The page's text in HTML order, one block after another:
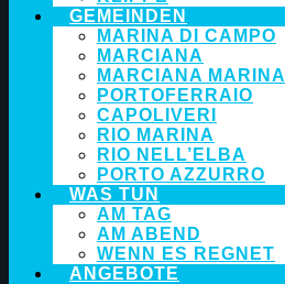
GEMEINDEN
MARINA DI CAMPO
MARCIANA
MARCIANA MARINA
PORTOFERRAIO
CAPOLIVERI
RIO MARINA
RIO NELL’ELBA
PORTO AZZURRO
WAS TUN
AM TAG
AM ABEND
WENN ES REGNET
ANGEBOTE